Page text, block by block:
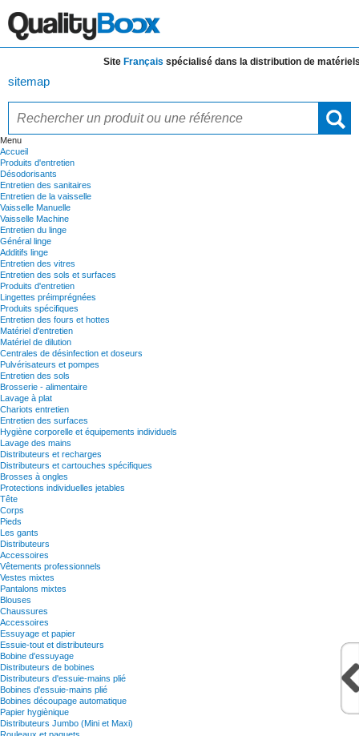
SiteFrançaisspécialisé dans la distribution dematériels
sitemap
Menu
Accueil
Produits d'entretien
Désodorisants
Entretien des sanitaires
Entretien de la vaisselle
Vaisselle Manuelle
Vaisselle Machine
Entretien du linge
Général linge
Additifs linge
Entretien des vitres
Entretien des sols et surfaces
Produits d'entretien
Lingettes préimprégnées
Produits spécifiques
Entretien des fours et hottes
Matériel d'entretien
Matériel de dilution
Centrales de désinfection et doseurs
Pulvérisateurs et pompes
Entretien des sols
Brosserie - alimentaire
Lavage à plat
Chariots entretien
Entretien des surfaces
Hygiène corporelle et équipements individuels
Lavage des mains
Distributeurs et recharges
Distributeurs et cartouches spécifiques
Brosses à ongles
Protections individuelles jetables
Tête
Corps
Pieds
Les gants
Distributeurs
Accessoires
Vêtements professionnels
Vestes mixtes
Pantalons mixtes
Blouses
Chaussures
Accessoires
Essuyage et papier
Essuie-tout et distributeurs
Bobine d'essuyage
Distributeurs de bobines
Distributeurs d'essuie-mains plié
Bobines d'essuie-mains plié
Bobines découpage automatique
Papier hygiènique
Distributeurs Jumbo (Mini et Maxi)